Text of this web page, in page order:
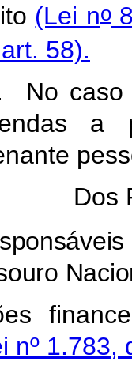
(Lei no
58).
No
a
Dos
nº 1.783,